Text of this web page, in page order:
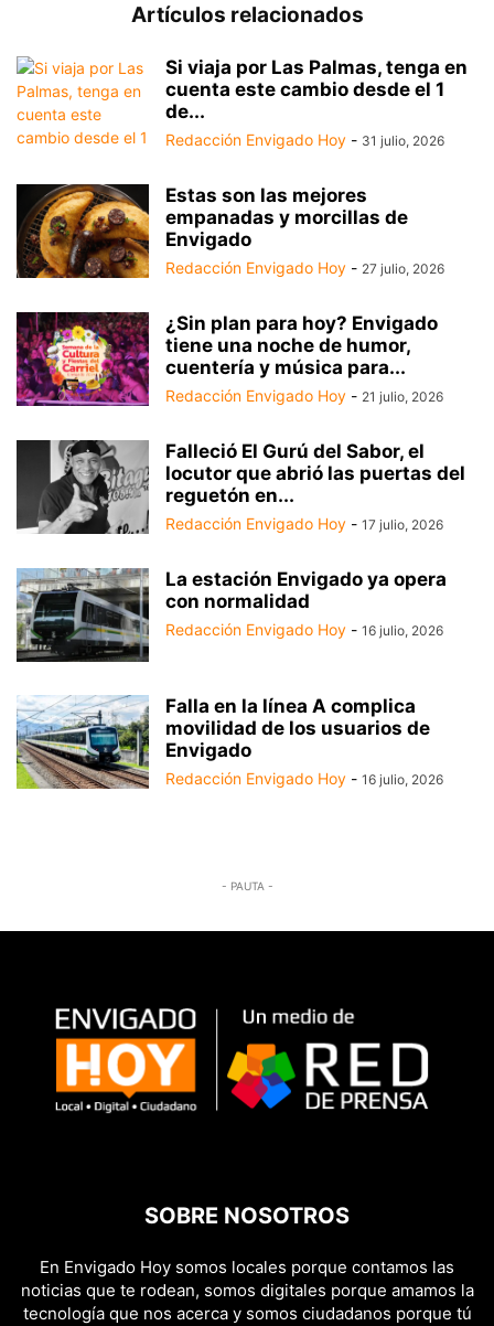
Artículos relacionados
Si viaja por Las Palmas, tenga en
cuenta este cambio desde el 1
de...
Redacción Envigado Hoy - 31 julio, 2026
Estas son las mejores
empanadas y morcillas de
Envigado
Redacción Envigado Hoy - 27 julio, 2026
¿Sin plan para hoy? Envigado
tiene una noche de humor,
cuentería y música para...
Redacción Envigado Hoy - 21 julio, 2026
Falleció El Gurú del Sabor, el
locutor que abrió las puertas del
reguetón en...
Redacción Envigado Hoy - 17 julio, 2026
La estación Envigado ya opera
con normalidad
Redacción Envigado Hoy - 16 julio, 2026
Falla en la línea A complica
movilidad de los usuarios de
Envigado
Redacción Envigado Hoy - 16 julio, 2026
- PAUTA -
SOBRE NOSOTROS
En Envigado Hoy somos locales porque contamos las
noticias que te rodean, somos digitales porque amamos la
tecnología que nos acerca y somos ciudadanos porque tú